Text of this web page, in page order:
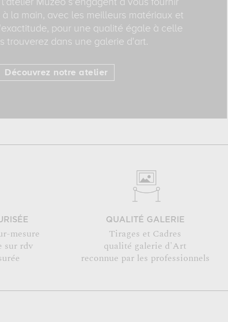
l'atelier Muzéo s'engagent à vous fournir
la main, avec les meilleurs matériaux et
pour une qualité égale à celle
trouverez dans une galerie d'art.
Découvrez notre atelier
mesure
sur rdv
QUALITÉ GALERIE
Tirages et Cadres
qualité galerie d'Art
reconnue par les professionnels